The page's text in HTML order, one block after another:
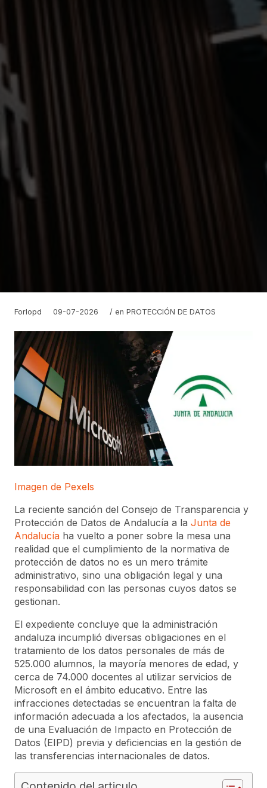
Forlopd 09-07-2026 / enPROTECCIÓN DE DATOS
Imagen de Pexels
La reciente sanción del Consejo de Transparencia y
Protección de Datos de Andalucía a la Junta de
Andalucía ha vuelto a poner sobre la mesa una
realidad que el cumplimiento de la normativa de
protección de datos no es un mero trámite
administrativo, sino una obligación legal y una
responsabilidad con las personas cuyos datos se
gestionan.
El expediente concluye que la administración
andaluza incumplió diversas obligaciones en el
tratamiento de los datos personales de más de
525.000 alumnos, la mayoría menores de edad, y
cerca de 74.000 docentes al utilizar servicios de
Microsoft en el ámbito educativo. Entre las
infracciones detectadas se encuentran la falta de
información adecuada a los afectados, la ausencia
de una Evaluación de Impacto en Protección de
Datos (EIPD) previa y deficiencias en la gestión de
las transferencias internacionales de datos.